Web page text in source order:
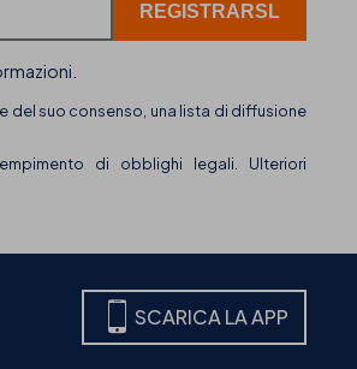
del suo consenso, una lista di diffusione
di obblighi legali. Ulteriori
SCARICA LA APP